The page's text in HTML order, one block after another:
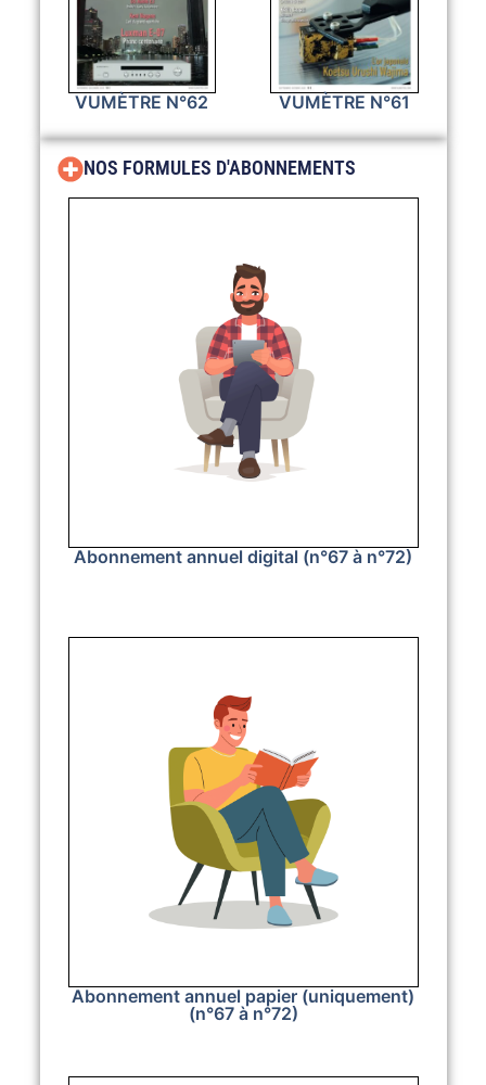
VUMÈTRE N°62 VUMÈTRE N°61
NOS FORMULES D'ABONNEMENTS
Abonnement annuel digital (n°67 à n°72)
Abonnement annuel papier (uniquement)
(n°67 à n°72)